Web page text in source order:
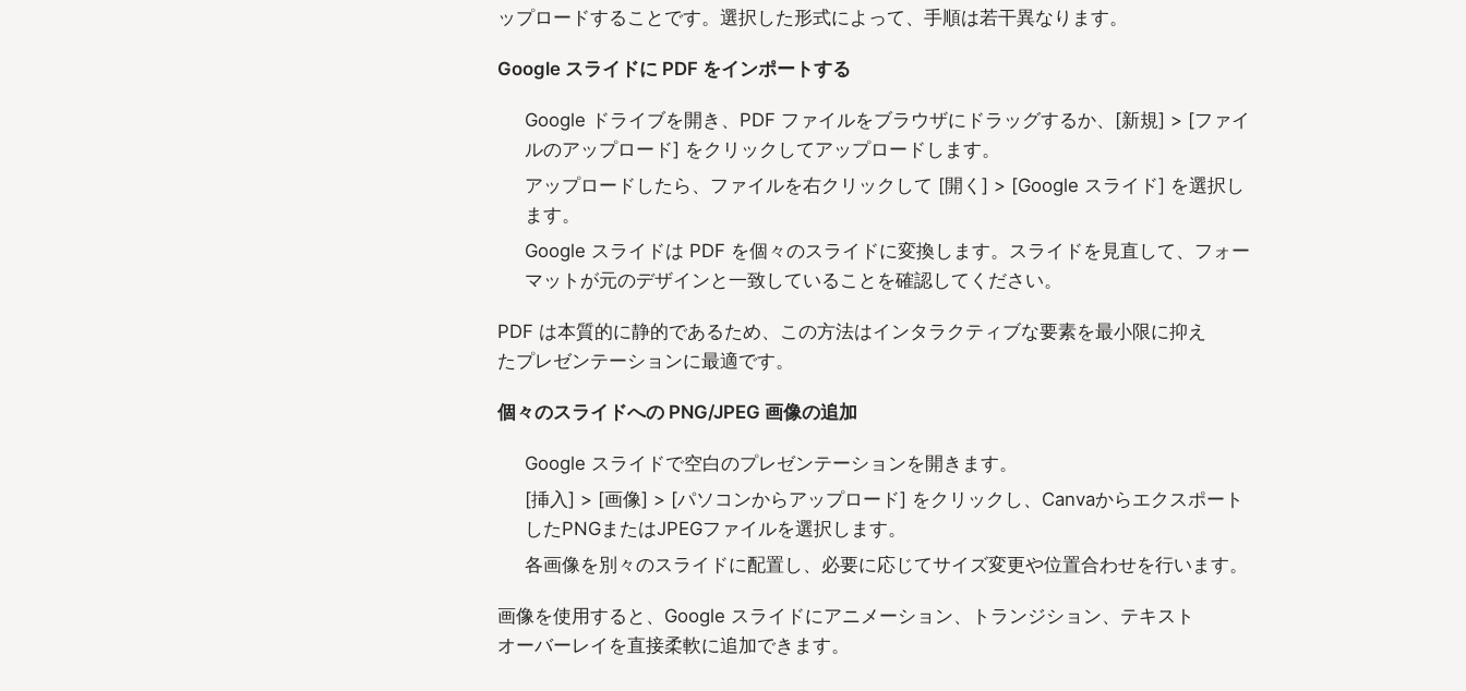
ップロードすることです。選択した形式によって、手順は若干異なります。
Google スライドに PDF をインポートする
Google ドライブを開き、PDF ファイルをブラウザにドラッグするか、[新規] > [ファイ
ルのアップロード] をクリックしてアップロードします。
アップロードしたら、ファイルを右クリックして [開く] > [Google スライド] を選択し
ます。
Google スライドは PDF を個々のスライドに変換します。スライドを見直して、フォー
マットが元のデザインと一致していることを確認してください。
PDF は本質的に静的であるため、この方法はインタラクティブな要素を最小限に抑え
たプレゼンテーションに最適です。
個々のスライドへの PNG/JPEG 画像の追加
Google スライドで空白のプレゼンテーションを開きます。
[挿入] > [画像] > [パソコンからアップロード] をクリックし、Canvaからエクスポート
したPNGまたはJPEGファイルを選択します。
各画像を別々のスライドに配置し、必要に応じてサイズ変更や位置合わせを行います。
画像を使用すると、Google スライドにアニメーション、トランジション、テキスト
オーバーレイを直接柔軟に追加できます。